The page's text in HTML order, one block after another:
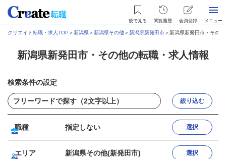
後で見る 閲覧履歴 会員登録 メニュー
クリエイト転職・求人TOP ＞新潟県＞新潟県その他＞新潟県新発田市＞新潟県新発田市・その
新潟県新発田市・その他の転職・求人情報
検索条件の設定
絞り込む
職種 指定しない 選択
エリア 新潟県その他(新発田市) 選択